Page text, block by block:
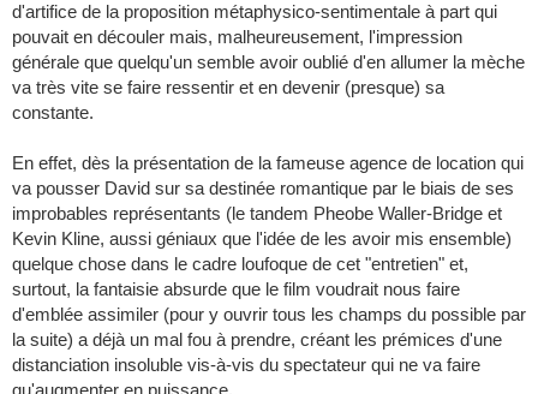
d'artifice de la proposition métaphysico-sentimentale à part qui
pouvait en découler mais, malheureusement, l'impression
générale que quelqu'un semble avoir oublié d'en allumer la mèche
va très vite se faire ressentir et en devenir (presque) sa
constante.
En effet, dès la présentation de la fameuse agence de location qui
va pousser David sur sa destinée romantique par le biais de ses
improbables représentants (le tandem Pheobe Waller-Bridge et
Kevin Kline, aussi géniaux que l'idée de les avoir mis ensemble)
quelque chose dans le cadre loufoque de cet "entretien" et,
surtout, la fantaisie absurde que le film voudrait nous faire
d'emblée assimiler (pour y ouvrir tous les champs du possible par
la suite) a déjà un mal fou à prendre, créant les prémices d'une
distanciation insoluble vis-à-vis du spectateur qui ne va faire